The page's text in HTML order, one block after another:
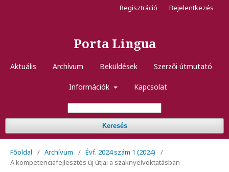
Porta Lingua
Aktuális Archívum Beküldések Szerzői útmutató
Információk Kapcsolat
Keresés
Regisztráció Bejelentkezés
Főoldal / Archívum / Évf. 2024 szám 1 (2024)
/
A kompetenciafejlesztés új útjai a szaknyelvoktatásban